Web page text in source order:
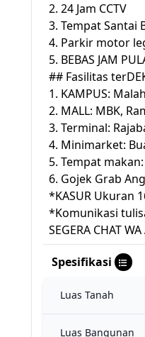
2. 24 Jam CCTV
3. Tempat Santai
4. Parkir motor
5. BEBAS JAM
## Fasilitas
1. KAMPUS:
2. MALL: MBK,
3. Terminal:
4. Minimarket:
5. Tempat
6. Gojek Grab
*KASUR Ukuran
*Komunikasi
SEGERA CHAT
Spesifikasi
Luas Tanah
Luas Bangunan